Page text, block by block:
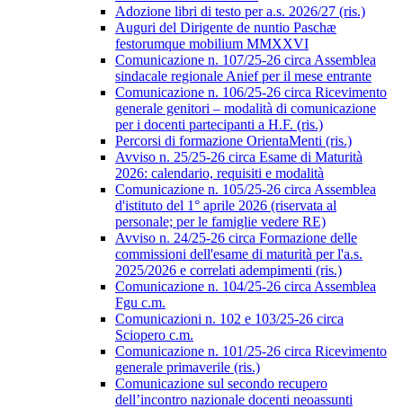
Adozione libri di testo per a.s. 2026/27 (ris.)
Auguri del Dirigente de nuntio Paschæ
festorumque mobilium MMXXVI
Comunicazione n. 107/25-26 circa Assemblea
sindacale regionale Anief per il mese entrante
Comunicazione n. 106/25-26 circa Ricevimento
generale genitori – modalità di comunicazione
per i docenti partecipanti a H.F. (ris.)
Percorsi di formazione OrientaMenti (ris.)
Avviso n. 25/25-26 circa Esame di Maturità
2026: calendario, requisiti e modalità
Comunicazione n. 105/25-26 circa Assemblea
d'istituto del 1° aprile 2026 (riservata al
personale; per le famiglie vedere RE)
Avviso n. 24/25-26 circa Formazione delle
commissioni dell'esame di maturità per l'a.s.
2025/2026 e correlati adempimenti (ris.)
Comunicazione n. 104/25-26 circa Assemblea
Fgu c.m.
Comunicazioni n. 102 e 103/25-26 circa
Sciopero c.m.
Comunicazione n. 101/25-26 circa Ricevimento
generale primaverile (ris.)
Comunicazione sul secondo recupero
dell’incontro nazionale docenti neoassunti